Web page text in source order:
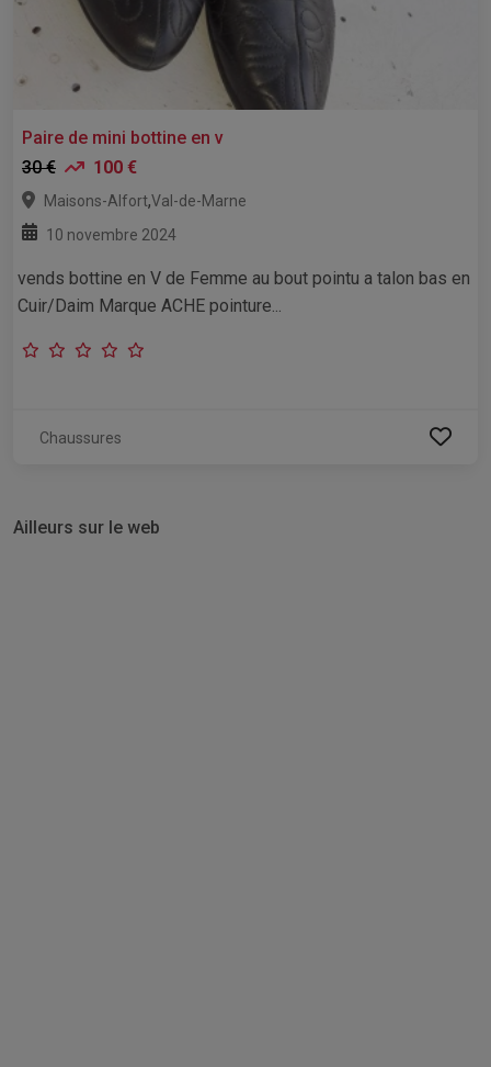
Paire de mini bottine en v
30 €
100 €
Maisons-Alfort,Val-de-Marne
10 novembre 2024
vends bottine en V de Femme au bout pointu a talon bas en
Cuir/Daim Marque ACHE pointure...
Chaussures
Ailleurs sur le web